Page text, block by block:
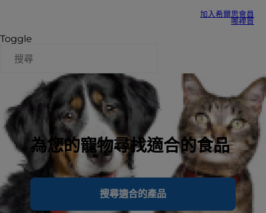
加入希爾思會員
哪裡買
Toggle
為您的寵物尋找適合的食品
搜尋適合的產品